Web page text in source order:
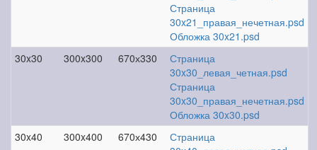
Страница
30x21_правая_нечетная.psd
Обложка 30x21.psd
30x30
300x300 670х330
Страница
30x30_левая_четная.psd
Страница
30x30_правая_нечетная.psd
Обложка 30x30.psd
30x40
300x400 670х430
Страница